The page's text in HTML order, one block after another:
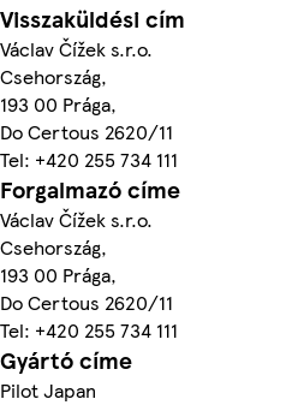
Visszaküldési cím
Václav Čížek s.r.o.
Csehország,
193 00 Prága,
Do Certous 2620/11
Tel: +420 255 734 111
Forgalmazó címe
Václav Čížek s.r.o.
Csehország,
193 00 Prága,
Do Certous 2620/11
Tel: +420 255 734 111
Gyártó címe
Pilot Japan